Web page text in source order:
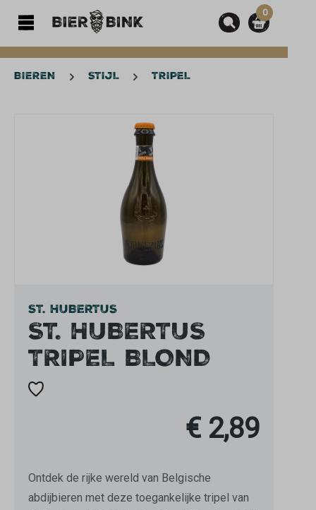
0
BIEREN STIJL TRIPEL
Afbeeldingengalerij overslaan
ST. HUBERTUS
ST. HUBERTUS
TRIPEL BLOND
€ 2,89
Ontdek de rijke wereld van Belgische
abdijbieren met deze toegankelijke tripel van